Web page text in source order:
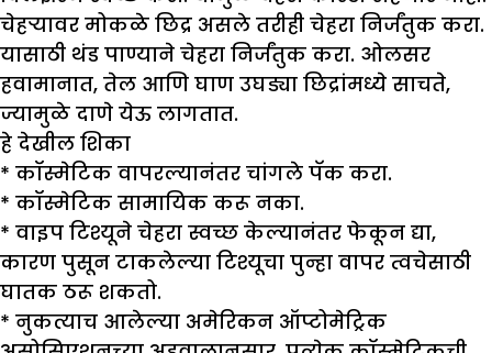
चेहऱ्यावर मोकळे छिद्र असले तरीही चेहरा निर्जंतुक करा.
यासाठी थंड पाण्याने चेहरा निर्जंतुक करा. ओलसर
हवामानात, तेल आणि घाण उघड्या छिद्रांमध्ये साचते,
ज्यामुळे दाणे येऊ लागतात.
हे देखील शिका
* कॉस्मेटिक वापरल्यानंतर चांगले पॅक करा.
* कॉस्मेटिक सामायिक करू नका.
* वाइप टिश्यूने चेहरा स्वच्छ केल्यानंतर फेकून द्या,
कारण पुसून टाकलेल्या टिश्यूचा पुन्हा वापर त्वचेसाठी
घातक ठरू शकतो.
* नुकत्याच आलेल्या अमेरिकन ऑप्टोमेट्रिक